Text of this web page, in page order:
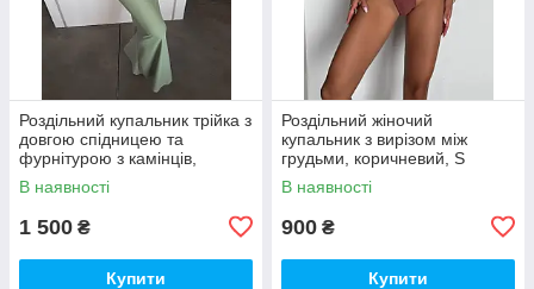
Роздільний купальник трійка з
довгою спідницею та
фурнітурою з камінців,
фісташка, S
В наявності
1 500 ₴
Купити
Роздільний жіночий
купальник з вирізом між
грудьми, коричневий, S
В наявності
900 ₴
Купити